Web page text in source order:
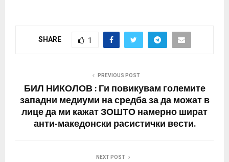
SHARE 1
PREVIOUS POST
БИЛ НИКОЛОВ : Ги повикувам големите
западни медиуми на средба за да можат в
лице да ми кажат ЗОШТО намерно шират
анти-македонски расистички вести.
NEXT POST